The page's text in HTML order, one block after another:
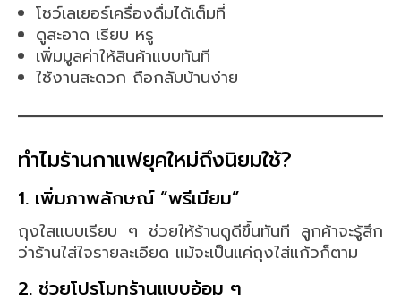
โชว์เลเยอร์เครื่องดื่มได้เต็มที่
ดูสะอาด เรียบ หรู
เพิ่มมูลค่าให้สินค้าแบบทันที
ใช้งานสะดวก ถือกลับบ้านง่าย
ทำไมร้านกาแฟยุคใหม่ถึงนิยมใช้?
1. เพิ่มภาพลักษณ์ “พรีเมียม”
ถุงใสแบบเรียบ ๆ ช่วยให้ร้านดูดีขึ้นทันที ลูกค้าจะรู้สึก
ว่าร้านใส่ใจรายละเอียด แม้จะเป็นแค่ถุงใส่แก้วก็ตาม
2. ช่วยโปรโมทร้านแบบอ้อม ๆ